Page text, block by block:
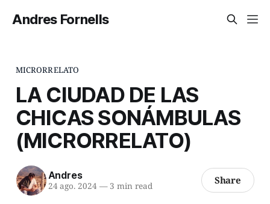
Andres Fornells
MICRORRELATO
LA CIUDAD DE LAS
CHICAS SONÁMBULAS
(MICRORRELATO)
Andres
24 ago. 2024 —3 min read Share